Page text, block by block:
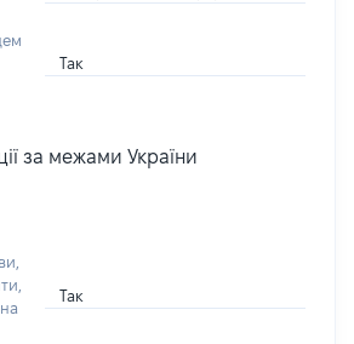
Так
за межами України
Так